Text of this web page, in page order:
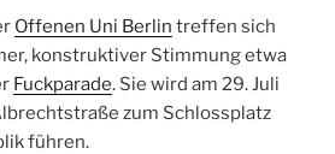
Offenen Uni Berlin treffen sich
konstruktiver Stimmung etwa
Fuckparade. Sie wird am 29. Juli
zum Schlossplatz
führen.